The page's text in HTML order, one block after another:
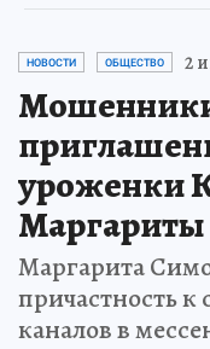
НОВОСТИ ОБЩЕСТВО 2
уроженки
Маргарита
причастность
каналов в